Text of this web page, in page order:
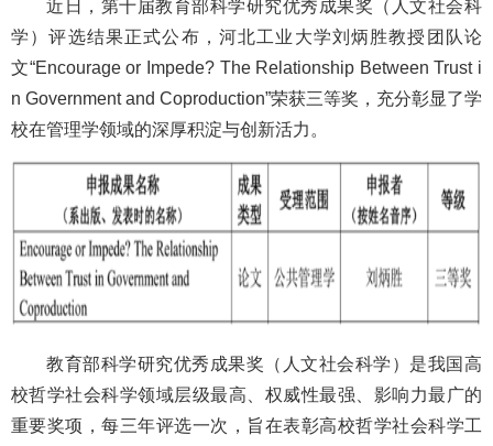
近日，第十届教育部科学研究优秀成果奖（人文社会科
学）评选结果正式公布，河北工业大学刘炳胜教授团队论
文“Encourage or Impede? The Relationship Between Trust i
n Government and Coproduction”荣获三等奖，充分彰显了学
校在管理学领域的深厚积淀与创新活力。
教育部科学研究优秀成果奖（人文社会科学）是我国高
校哲学社会科学领域层级最高、权威性最强、影响力最广的
重要奖项，每三年评选一次，旨在表彰高校哲学社会科学工